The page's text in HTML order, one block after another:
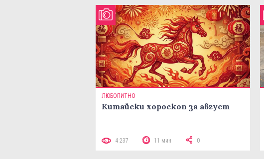
ЛЮБОПИТНО
Китайски хороскоп за август
4 237 11 мин 0